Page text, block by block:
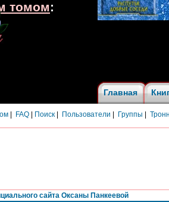
Главная
FAQ Поиск Пользователи Группы
сайта Оксаны Панкеевой
томом: